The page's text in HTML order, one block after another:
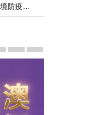
防疫措
篇章 — 澳门“一国
发表2026年施政报
经济和社会发展第
度合作区专题网站
讲堂
进澳门
澳门相簿2020
《澳门微视